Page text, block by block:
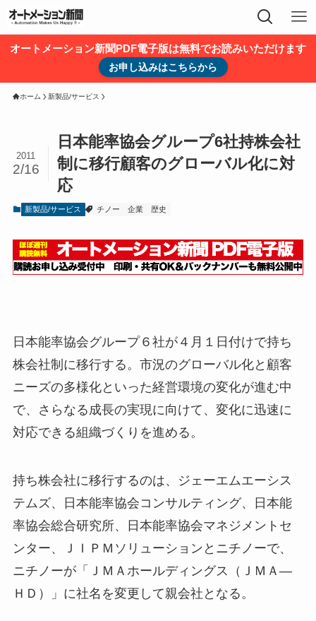
オートメーション新聞PDF電子版は無料でお読みいただけます
お申し込みはこちらから
ホーム 新製品/サービス
日本能率協会グループ6社持株会社
制に移行顧客のグローバル化に対
応
2011
2/16
新製品/サービス チノー 企業 歴史
日本能率協会グループ６社が４月１日付けで持ち
株会社制に移行する。市況のグローバル化と顧客
ニーズの多様化といった経営環境の変化が進む中
で、さらなる成長の実現に向けて、変化に迅速に
対応できる組織づくりを進める。
持ち株会社に移行するのは、ジェーエムエーシス
テムズ、日本能率協会コンサルティング、日本能
率協会総合研究所、日本能率協会マネジメントセ
ンター、ＪＩＰＭソリューションとニチノーで、
ニチノーが「ＪＭＡホールディングス（ＪＭＡ―
ＨＤ）」に社名を変更して親会社となる。